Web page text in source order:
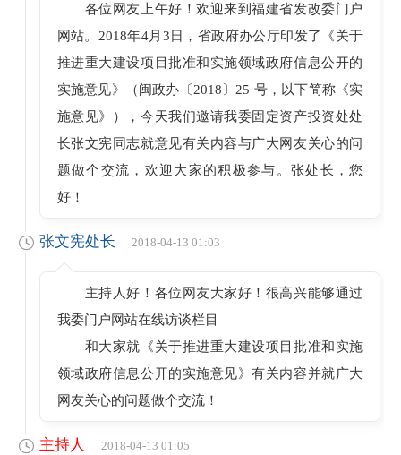
各位网友上午好！欢迎来到福建省发改委门户
网站。2018年4月3日，省政府办公厅印发了《关于
推进重大建设项目批准和实施领域政府信息公开的
实施意见》（闽政办〔2018〕25 号，以下简称《实
施意见》），今天我们邀请我委固定资产投资处处
长张文宪同志就意见有关内容与广大网友关心的问
题做个交流，欢迎大家的积极参与。张处长，您
好！
张文宪处长 2018-04-13 01:03
主持人好！各位网友大家好！很高兴能够通过
我委门户网站在线访谈栏目
和大家就《关于推进重大建设项目批准和实施
领域政府信息公开的实施意见》有关内容并就广大
网友关心的问题做个交流！
主持人 2018-04-13 01:05